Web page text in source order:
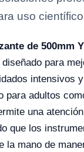
uso
de 500mm
para
intensivos
para adultos
una
que los
la mano de